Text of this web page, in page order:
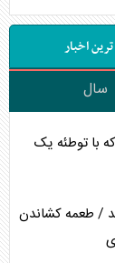
اخبار
سال
با توطئه یک
/ طعمه کشاندن